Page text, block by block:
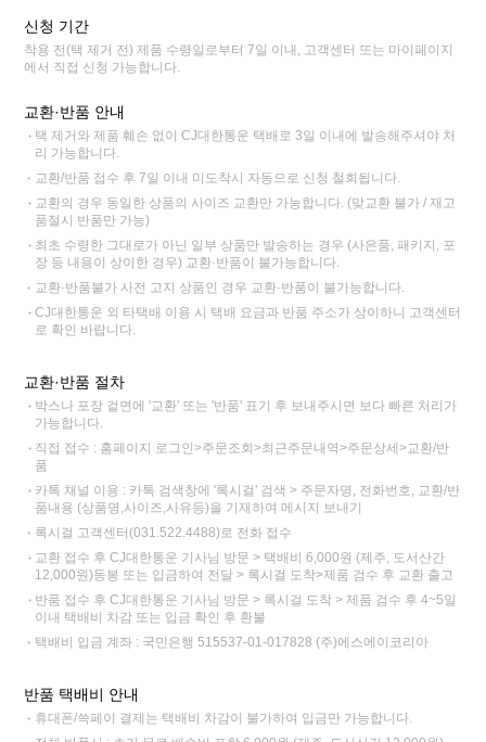
신청 기간
착용 전(택 제거 전) 제품 수령일로부터 7일 이내, 고객센터 또는 마이페이지
에서 직접 신청 가능합니다.
교환·반품 안내
택 제거와 제품 훼손 없이 CJ대한통운 택배로 3일 이내에 발송해주셔야 처
리 가능합니다.
교환/반품 접수 후 7일 이내 미도착시 자동으로 신청 철회됩니다.
교환의 경우 동일한 상품의 사이즈 교환만 가능합니다. (맞교환 불가 / 재고
품절시 반품만 가능)
최초 수령한 그대로가 아닌 일부 상품만 발송하는 경우 (사은품, 패키지, 포
장 등 내용이 상이한 경우) 교환·반품이 불가능합니다.
교환·반품불가 사전 고지 상품인 경우 교환·반품이 불가능합니다.
CJ대한통운 외 타택배 이용 시 택배 요금과 반품 주소가 상이하니 고객센터
로 확인 바랍니다.
교환·반품 절차
박스나 포장 겉면에 '교환' 또는 '반품' 표기 후 보내주시면 보다 빠른 처리가
가능합니다.
직접 접수 : 홈페이지 로그인>주문조회>최근주문내역>주문상세>교환/반
품
카톡 채널 이용 : 카톡 검색창에 '록시걸' 검색 > 주문자명, 전화번호, 교환/반
품내용 (상품명,사이즈,사유등)을 기재하여 메시지 보내기
록시걸 고객센터(031.522.4488)로 전화 접수
교환 접수 후 CJ대한통운 기사님 방문 > 택배비 6,000원 (제주, 도서산간
12,000원)동봉 또는 입금하여 전달 > 록시걸 도착>제품 검수 후 교환 출고
반품 접수 후 CJ대한통운 기사님 방문 > 록시걸 도착 > 제품 검수 후 4~5일
이내 택배비 차감 또는 입금 확인 후 환불
택배비 입금 계좌 : 국민은행 515537-01-017828 (주)에스에이코리아
반품 택배비 안내
휴대폰/쓱페이 결제는 택배비 차감이 불가하여 입금만 가능합니다.